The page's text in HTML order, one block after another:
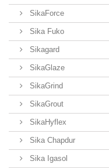
SikaForce
Sika Fuko
Sikagard
SikaGlaze
SikaGrind
SikaGrout
SikaHyflex
Sika Chapdur
Sika Igasol